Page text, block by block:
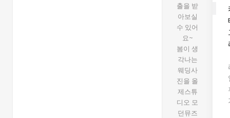
출을 받
아보실
수 있어
요~
봄이 생
각나는
웨딩사
진을 올
제스튜
디오 모
던뮤즈